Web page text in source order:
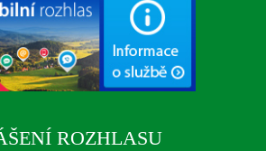
ROZHLASU